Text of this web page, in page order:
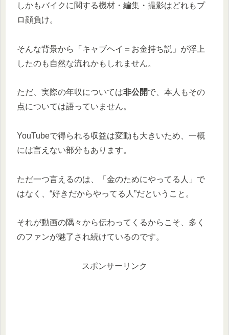
しかもバイクに関する機材・編集・撮影はどれもプ
ロ顔負け。
そんな背景から「キャブヘイ＝お金持ち説」が浮上
したのも自然な流れかもしれません。
ただ、実際の年収については非公開で、本人もその
点については語っていません。
YouTubeで得られる収益は変動も大きいため、一概
には言えない部分もあります。
ただ一つ言えるのは、「金のためにやってる人」で
はなく、“好きだからやってる人”だということ。
それが動画の隅々から伝わってくるからこそ、多く
のファンが魅了され続けているのです。
スポンサーリンク